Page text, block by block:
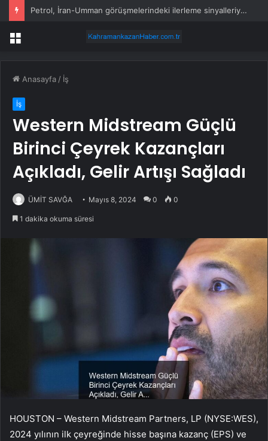
Petrol, İran-Umman görüşmelerindeki ilerleme sinyalleriyle geriledi
Menü
Anasayfa / İş
İş
Western Midstream Güçlü
Birinci Çeyrek Kazançları
Açıkladı, Gelir Artışı Sağladı
ÜMİT SAVĞA Mayıs 8, 2024 0 0
1 dakika okuma süresi
HOUSTON – Western Midstream Partners, LP (NYSE:WES),
2024 yılının ilk çeyreğinde hisse başına kazanç (EPS) ve